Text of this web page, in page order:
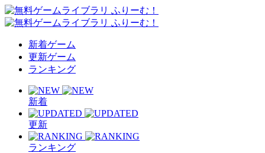
新着ゲーム
更新ゲーム
ランキング
新着
更新
ランキング